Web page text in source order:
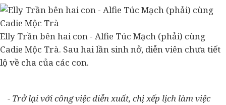
Elly Trần bên hai con - Alfie Túc Mạch (phải) cùng
Cadie Mộc Trà. Sau hai lần sinh nở, diễn viên chưa tiết
lộ về cha của các con.
- Trở lại với công việc diễn xuất, chị xếp lịch làm việc